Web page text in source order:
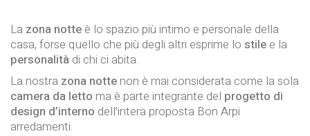
La zona notte è lo spazio più intimo e personale della
casa, forse quello che più degli altri esprime lo stile e la
personalità di chi ci abita.
La nostra zona notte non è mai considerata come la sola
camera da letto ma è parte integrante del progetto di
design d’interno dell’intera proposta Bon Arpi
arredamenti.